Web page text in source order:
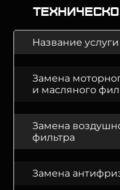
Название услуги
Замена
и масляного
Замена
фильтра
Замена